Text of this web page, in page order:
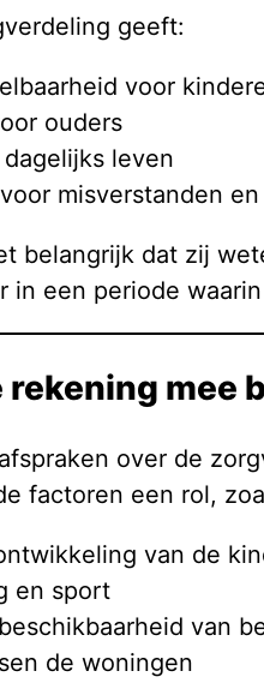
geeft:
voor
ouders
leven
misverstanden
belangrijk dat zij
in een periode
rekening mee
over de
factoren een rol,
van de
en sport
van
de woningen